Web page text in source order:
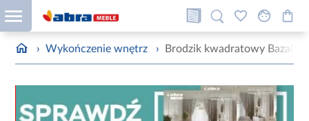
› Wykończenie wnętrz › Brodzik kwadratowy Bazalt